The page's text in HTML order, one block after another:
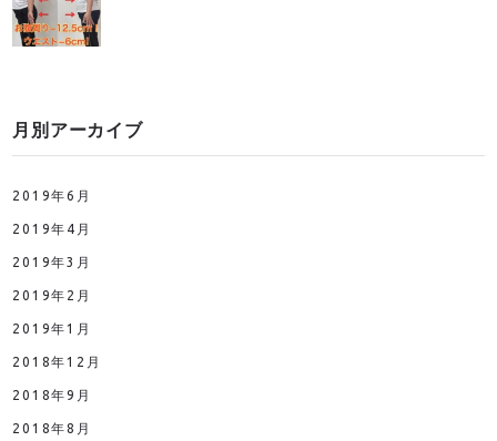
月別アーカイブ
2019年6月
2019年4月
2019年3月
2019年2月
2019年1月
2018年12月
2018年9月
2018年8月